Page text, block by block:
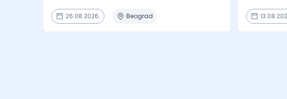
26.08.2026. Beograd